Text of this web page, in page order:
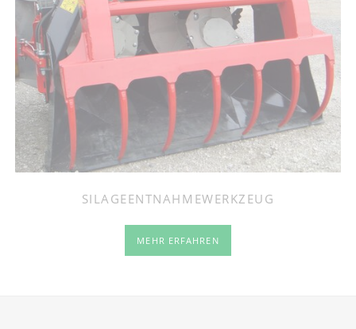
SILAGEENTNAHMEWERKZEUG
MEHR ERFAHREN